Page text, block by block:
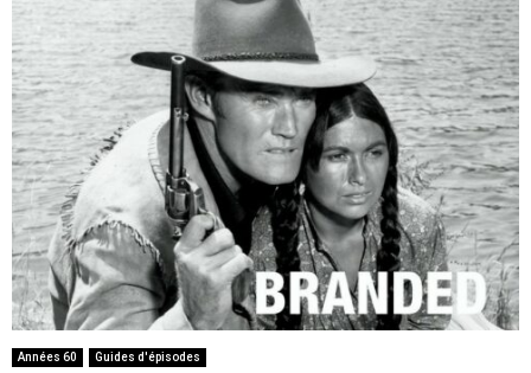
Années 60 Guides d'épisodes